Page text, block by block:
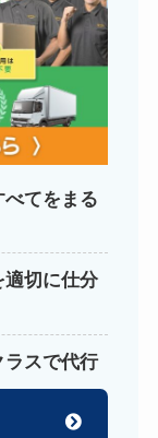
てをまる
切に仕分
スで代行